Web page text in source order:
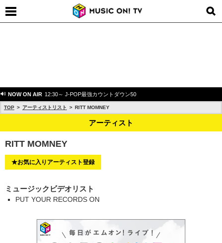
NOW ON AIR 12:30～ J-POP最強カウントダウン50
TOP アーティストリスト RITT MOMNEY
アーティスト
RITT MOMNEY
★お気に入りアーティスト登録
ミュージックビデオリスト
PUT YOUR RECORDS ON